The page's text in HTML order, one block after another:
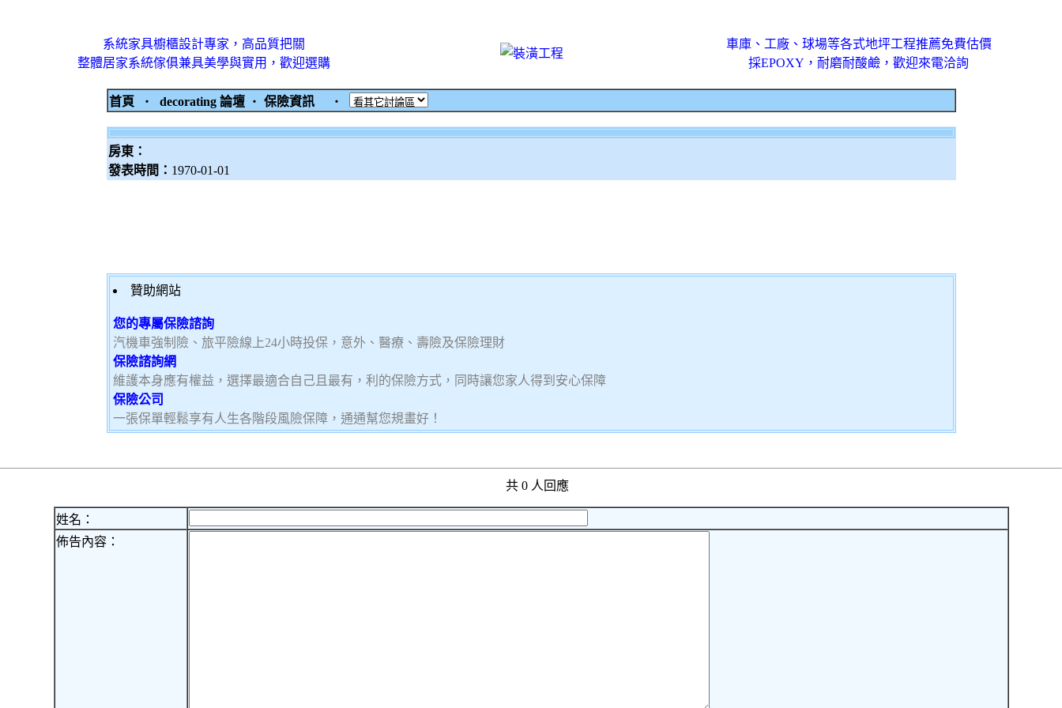
系統家具櫥櫃設計專家，高品質把關
整體居家系統傢俱兼具美學與實用，歡迎選購
車庫、工廠、球場等各式地坪工程推薦免費估價
採EPOXY，耐磨耐酸鹼，歡迎來電洽詢
首頁 ‧ decorating 論壇 ‧ 保險資訊 ‧
房東：
發表時間： 1970-01-01
贊助網站
您的專屬保險諮詢
汽機車強制險、旅平險線上24小時投保，意外、醫療、壽險及保險理財
保險諮詢網
維護本身應有權益，選擇最適合自己且最有，利的保險方式，同時讓您家人得到安心保障
保險公司
一張保單輕鬆享有人生各階段風險保障，通通幫您規畫好！
共 0 人回應
姓名：
佈告內容：